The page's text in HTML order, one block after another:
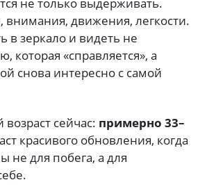
не только выдерживать.
внимания, движения, легкости.
в зеркало и видеть не
которая «справляется», а
снова интересно с самой
сейчас: примерно 33–
красивого обновления, когда
для побега, а для